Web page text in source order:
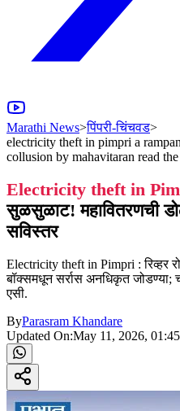
Marathi News>पिंपरी-चिंचवड>
electricity theft in pimpri a
collusion by mahavitaran read
Electricity theft in
सुळसुळाट! महावितरणची
सविस्तर
Electricity theft in Pimpri : रिव्हर
बॉक्समधून सर्रास अनधिकृत जोडण्या;
एसी.
ByParasram Khandare
Updated On:May 11, 2026,